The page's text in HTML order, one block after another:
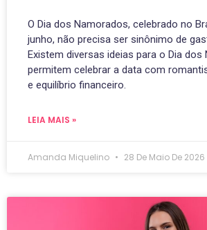
O Dia dos Namorados, celebrado no
junho, não precisa ser sinônimo de
Existem diversas ideias para o Dia dos
permitem celebrar a data com
e equilíbrio financeiro.
LEIA MAIS »
Amanda Miquelino 28 De Maio De 2026